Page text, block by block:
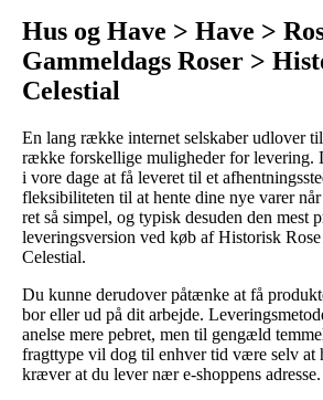
Hus og Have > Have >
Gammeldags Roser >
Celestial
En lang række internet selskaber udlover
række forskellige muligheder for levering.
i vore dage at få leveret til et
fleksibiliteten til at hente dine nye varer
ret så simpel, og typisk desuden den mest
leveringsversion ved køb af Historisk
Celestial.
Du kunne derudover påtænke at få
bor eller ud på dit arbejde.
anelse mere pebret, men til gengæld
fragttype vil dog til enhver tid være selv at
kræver at du lever nær e-shoppens adresse.